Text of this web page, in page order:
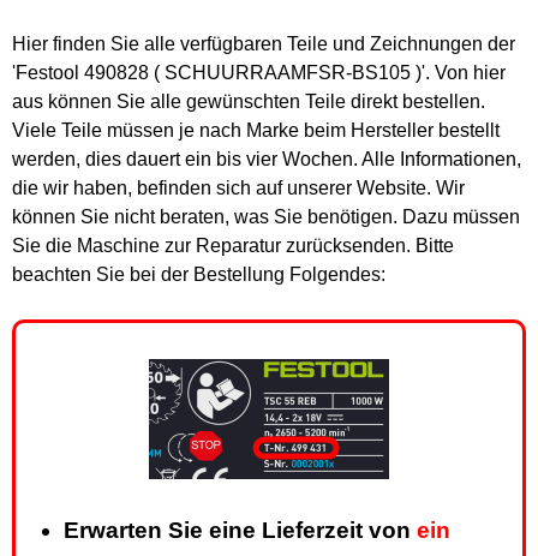
Hier finden Sie alle verfügbaren Teile und Zeichnungen der
'Festool 490828 ( SCHUURRAAMFSR-BS105 )'. Von hier
aus können Sie alle gewünschten Teile direkt bestellen.
Viele Teile müssen je nach Marke beim Hersteller bestellt
werden, dies dauert ein bis vier Wochen. Alle Informationen,
die wir haben, befinden sich auf unserer Website. Wir
können Sie nicht beraten, was Sie benötigen. Dazu müssen
Sie die Maschine zur Reparatur zurücksenden. Bitte
beachten Sie bei der Bestellung Folgendes:
Erwarten Sie eine Lieferzeit von ein